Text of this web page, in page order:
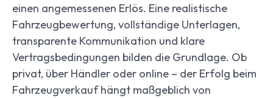
einen angemessenen Erlös. Eine realistische
Fahrzeugbewertung, vollständige Unterlagen,
transparente Kommunikation und klare
Vertragsbedingungen bilden die Grundlage. Ob
privat, über Händler oder online – der Erfolg beim
Fahrzeugverkauf hängt maßgeblich von